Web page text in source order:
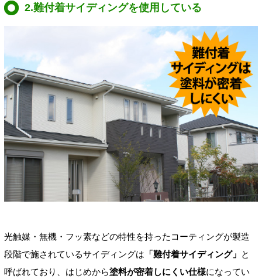
2.難付着サイディングを使用している
光触媒・無機・フッ素などの特性を持ったコーティングが製造
段階で施されているサイディングは 「難付着サイディング」 と
呼ばれており、はじめから塗料が密着しにくい仕様になってい